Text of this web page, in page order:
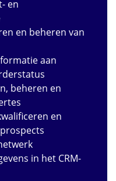
en
en beheren van
aan
beheren en
en
in het CRM-